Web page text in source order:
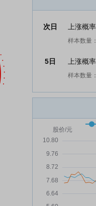
次日 上涨概
样本数量
5日 上涨概
样本数量